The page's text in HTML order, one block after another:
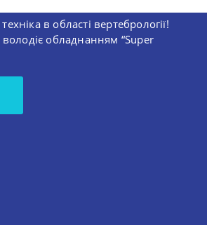
в області вертебрології!
володіє обладнанням “Super